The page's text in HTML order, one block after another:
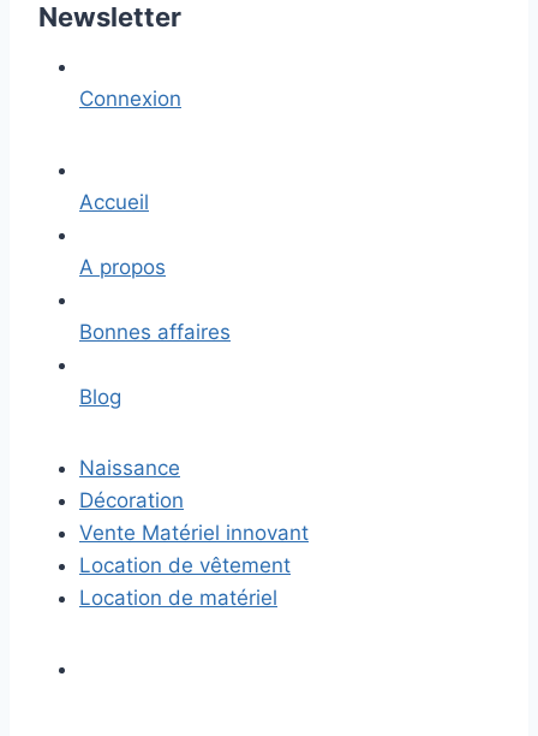
Newsletter
Connexion
Accueil
A propos
Bonnes affaires
Blog
Naissance
Décoration
Vente Matériel innovant
Location de vêtement
Location de matériel